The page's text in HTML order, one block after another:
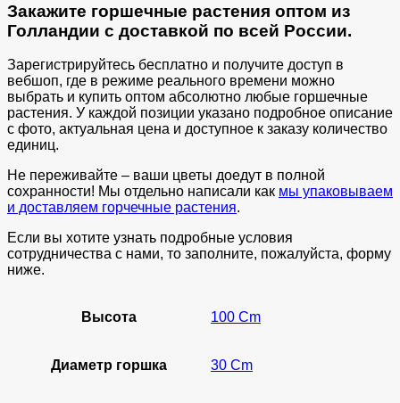
Закажите горшечные растения оптом из
Голландии с доставкой по всей России.
Зарегистрируйтесь бесплатно и получите доступ в
вебшоп, где в режиме реального времени можно
выбрать и купить оптом абсолютно любые горшечные
растения. У каждой позиции указано подробное описание
с фото, актуальная цена и доступное к заказу количество
единиц.
Не переживайте – ваши цветы доедут в полной
сохранности! Мы отдельно написали как мы упаковываем
и доставляем горчечные растения.
Если вы хотите узнать подробные условия
сотрудничества с нами, то заполните, пожалуйста, форму
ниже.
Высота 100 Cm
Диаметр горшка 30 Cm